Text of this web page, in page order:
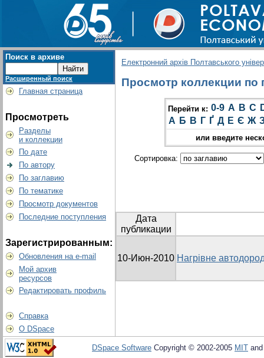
Поиск в архиве
Расширенный поиск
Главная страница
Просмотреть
Разделы
и коллекции
По дате
По автору
По заглавию
По тематике
Просмотр документов
Последние поступления
Зарегистрированным:
Обновления на e-mail
Мой архив
ресурсов
Редактировать профиль
Справка
О DSpace
Електронний архів Полтавського
Просмотр коллекции по
Перейти к: 0-9 A B C
А Б В Г Ґ Д Е Є Ж
или введите
Сортировка:
Дата
публикации
10-Июн-2010 Нагрівне
DSpace Software Copyright © 2002-2005 MIT